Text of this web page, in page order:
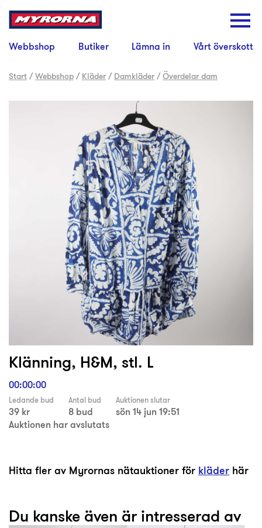
Webbshop Butiker Lämna in Vårt överskott
Start /Webbshop / Kläder / Damkläder /Överdelar dam
Klänning, H&M, stl. L
00:00:00
Ledande bud
39 kr
Antal bud
8 bud
Auktionen slutar
sön 14 jun 19:51
Auktionen har avslutats
Hitta fler av Myrornas nätauktioner för kläder här
Du kanske även är intresserad av